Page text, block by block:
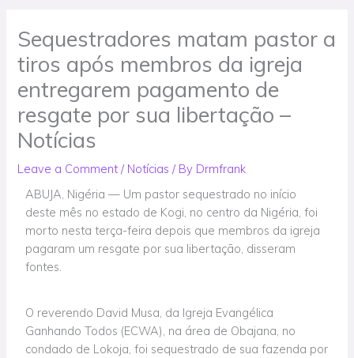
Sequestradores matam pastor a
tiros após membros da igreja
entregarem pagamento de
resgate por sua libertação –
Notícias
Leave a Comment / Notícias / By Drmfrank
ABUJA, Nigéria — Um pastor sequestrado no início
deste mês no estado de Kogi, no centro da Nigéria, foi
morto nesta terça-feira depois que membros da igreja
pagaram um resgate por sua libertação, disseram
fontes.
O reverendo David Musa, da Igreja Evangélica
Ganhando Todos (ECWA), na área de Obajana, no
condado de Lokoja, foi sequestrado de sua fazenda por